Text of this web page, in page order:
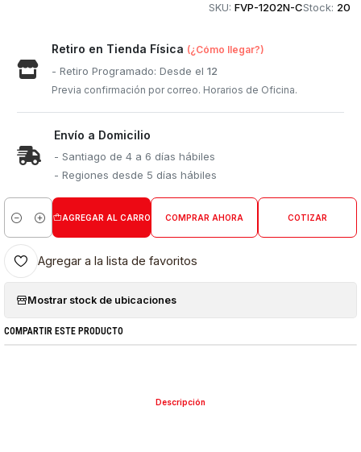
SKU: FVP-1202N-CStock: 20
Retiro en Tienda Física (¿Cómo llegar?)
- Retiro Programado: Desde el12
Previa confirmación por correo. Horarios de Oficina.
Envío a Domicilio
- Santiago de 4 a 6 días hábiles
- Regiones desde 5 días hábiles
Cantidad
AGREGAR AL CARRO COMPRAR AHORA COTIZAR
Agregar a la lista de favoritos
Mostrar stock de ubicaciones
COMPARTIR ESTE PRODUCTO
Descripción